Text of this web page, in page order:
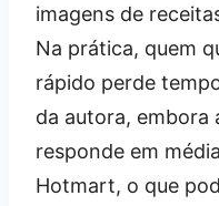
imagens de
Na prática, quem
rápido perde
da autora, embora
responde em
Hotmart, o que